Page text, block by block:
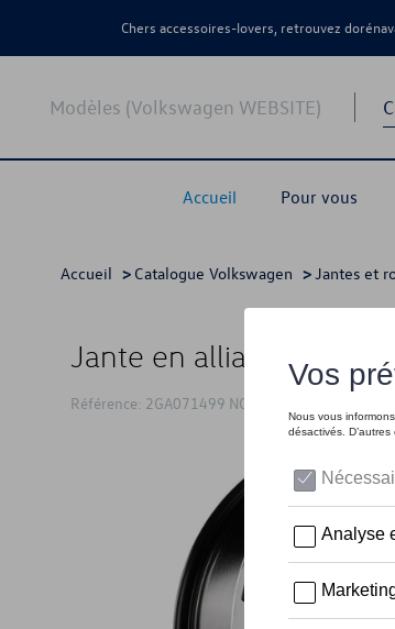
Chers accessoires-lovers, retrouvez
Modèles (Volkswagen WEBSITE)
Accueil Pour vous
Accueil > Catalogue Volkswagen >Jantes et
Jante en alliage, 8J x
Référence: 2GA071499 NQ9